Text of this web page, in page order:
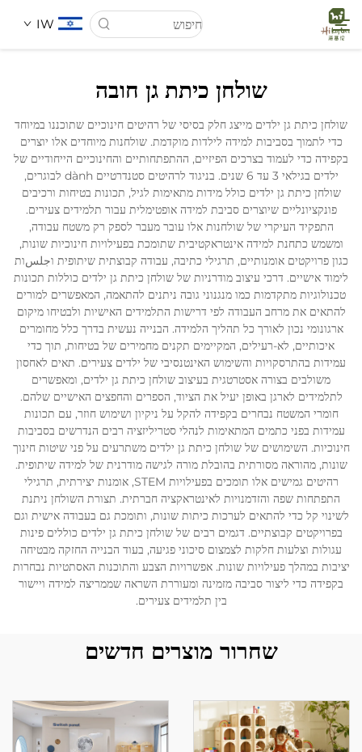
IW
עַל אָמַת
מוצרים
חֲדָשִים
מקרים
לְהִתְחַבֵּר אֵלֵינוּ
שולחן כיתת גן חובה
שולחן כיתת גן ילדים מייצג חלק בסיסי של רהיטים חינוכיים שתוכננו במיוחד
כדי לתמוך בסביבות למידה לילדות מוקדמת. שולחנות מיוחדים אלו יוצרים
בקפידה כדי לעמוד בצרכים הפיזיים, ההתפתחותיים והחינוכיים הייחודיים של
ילדים בגילאי 3 עד 6 שנים. בניגוד לרהיטים סטנדרטיים dành לבוגרים,
שולחן כיתת גן ילדים כולל מידות מתאימות לגיל, תכונות בטיחות ורכיבים
פונקציונליים שיוצרים סביבת למידה אופטימלית עבור תלמידים צעירים.
התפקיד העיקרי של שולחנות אלו עובר מעבר לספק רק משטח עבודה,
ומשמש כתחנת למידה אינטראקטיבית שתומכת בפעילויות חינוכיות שונות,
כגון פרויקטים אומנותיים, תרגילי כתיבה, עבודה קבוצתית שיתופית וجلسות
לימוד אישיים. דרכי עיצוב מודרניות של שולחן כיתת גן ילדים כוללות תכונות
טכנולוגיות מתקדמות כמו מנגנוני גובה ניתנים להתאמה, המאפשרים למורים
להתאים את מרחב העבודה לפי דרישות התלמידים האישיות ולבטיחו מיקום
ארגונומי נכון לאורך כל תהליך הלמידה. הבנייה נעשית בדרך כלל מחומרים
איכותיים, לא-רעילים, המקיימים תקנים מחמירים של בטיחות, תוך כדי
עמידות בהתרסקויות והשימוש האינטנסיבי של ילדים צעירים. תאים לאחסון
משולבים בצורה אסטרטגית בעיצוב שולחן כיתת גן ילדים, ומאפשרים
לתלמידים לארגן באופן יעיל את הציוד, הספרים והחפצים האישיים שלהם.
חומרי המשטח נבחרים בקפידה להקל על ניקיון ושימוש חוזר, עם תכונות
עמידות בפני כתמים המתאימות לנהלי סטריליזציה רבים הנדרשים בסביבות
חינוכיות. השימושים של שולחן כיתת גן ילדים משתרעים על פני שיטות חינוך
שונות, מהוראה מסורתית בהובלת מורה לגישה מודרנית של למידה שיתופית.
רהיטים גמישים אלו תומכים בפעילויות STEM, אומנות יצירתית, תרגילי
התפתחות שפה והזדמנויות לאינטראקציה חברתית. תצורת השולחן ניתנת
לשינוי קל כדי להתאים לערכות כיתות שונות, ותומכת גם בעבודה אישית וגם
בפרויקטים קבוצתיים. דגמים רבים של שולחן כיתת גן ילדים כוללים פינות
עגולות וצלעות חלקות לצמצום סיכוני פגיעה, בעוד הבנייה החזקה מבטיחה
יציבות במהלך פעילויות שונות. אפשרויות הצבע והתוכנות האסתטיות נבחרות
בקפידה כדי ליצור סביבה מזמינה ומעוררת השראה שממריצה למידה ויישור
בין תלמידים צעירים.
שחרור מוצרים חדשים